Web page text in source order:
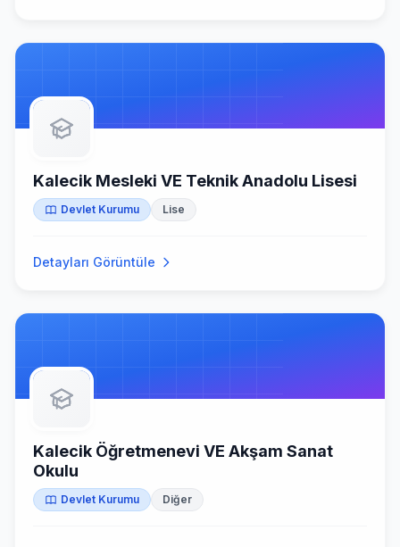
Kalecik Mesleki VE Teknik Anadolu Lisesi
Devlet Kurumu Lise
Detayları Görüntüle
Kalecik Öğretmenevi VE Akşam Sanat
Okulu
Devlet Kurumu Diğer